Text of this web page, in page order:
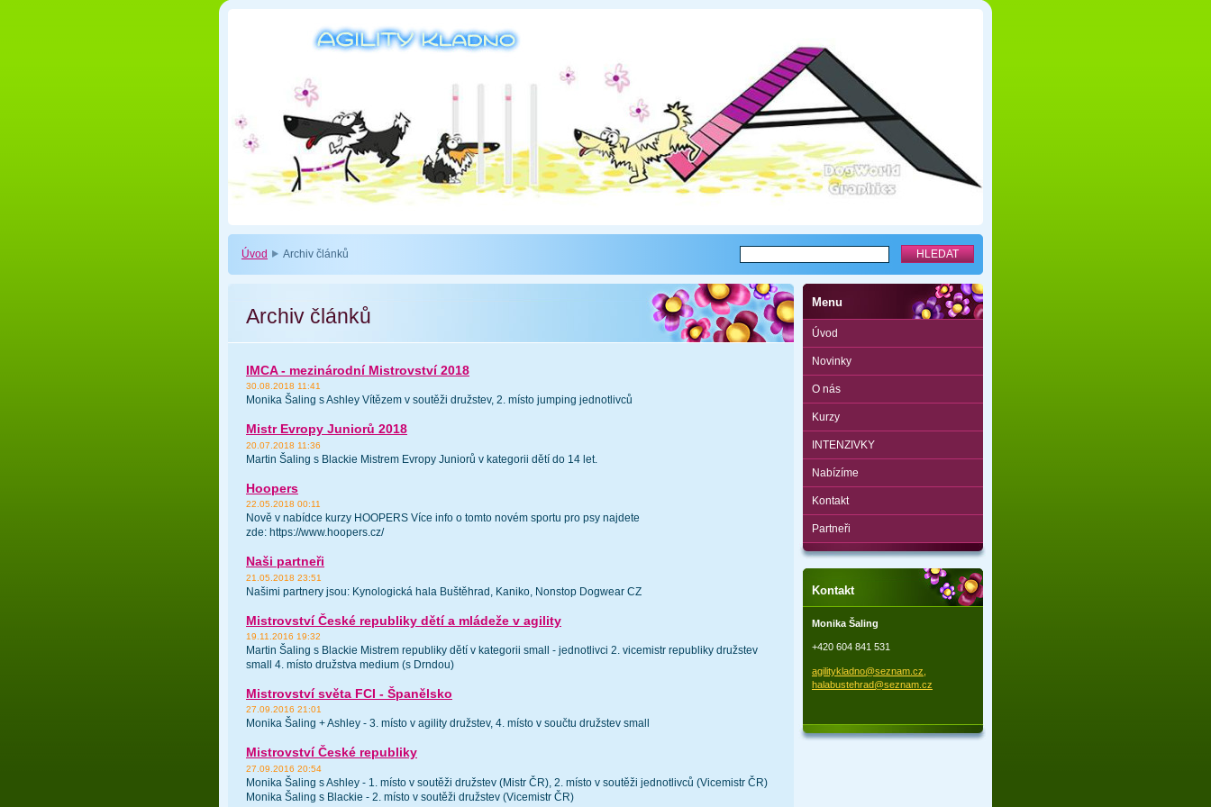
Úvod Archiv článků
Archiv článků
IMCA - mezinárodní Mistrovství 2018
30.08.2018 11:41
Monika Šaling s Ashley Vítězem v soutěži družstev, 2. místo jumping jednotlivců
Mistr Evropy Juniorů 2018
20.07.2018 11:36
Martin Šaling s Blackie Mistrem Evropy Juniorů v kategorii dětí do 14 let.
Hoopers
22.05.2018 00:11
Nově v nabídce kurzy HOOPERS Více info o tomto novém sportu pro psy najdete
zde: https://www.hoopers.cz/
Naši partneři
21.05.2018 23:51
Našimi partnery jsou: Kynologická hala Buštěhrad, Kaniko, Nonstop Dogwear CZ
Mistrovství České republiky dětí a mládeže v agility
19.11.2016 19:32
Martin Šaling s Blackie Mistrem republiky dětí v kategorii small - jednotlivci 2. vicemistr republiky družstev
small 4. místo družstva medium (s Drndou)
Mistrovství světa FCI - Španělsko
27.09.2016 21:01
Monika Šaling + Ashley - 3. místo v agility družstev, 4. místo v součtu družstev small
Mistrovství České republiky
27.09.2016 20:54
Monika Šaling s Ashley - 1. místo v soutěži družstev (Mistr ČR), 2. místo v soutěži jednotlivců (Vicemistr ČR)
Monika Šaling s Blackie - 2. místo v soutěži družstev (Vicemistr ČR)
Menu
Úvod
Novinky
O nás
Kurzy
INTENZIVKY
Nabízíme
Kontakt
Partneři
Kontakt
Monika Šaling
+420 604 841 531
agilitykladno@seznam.cz,
halabustehrad@seznam.cz